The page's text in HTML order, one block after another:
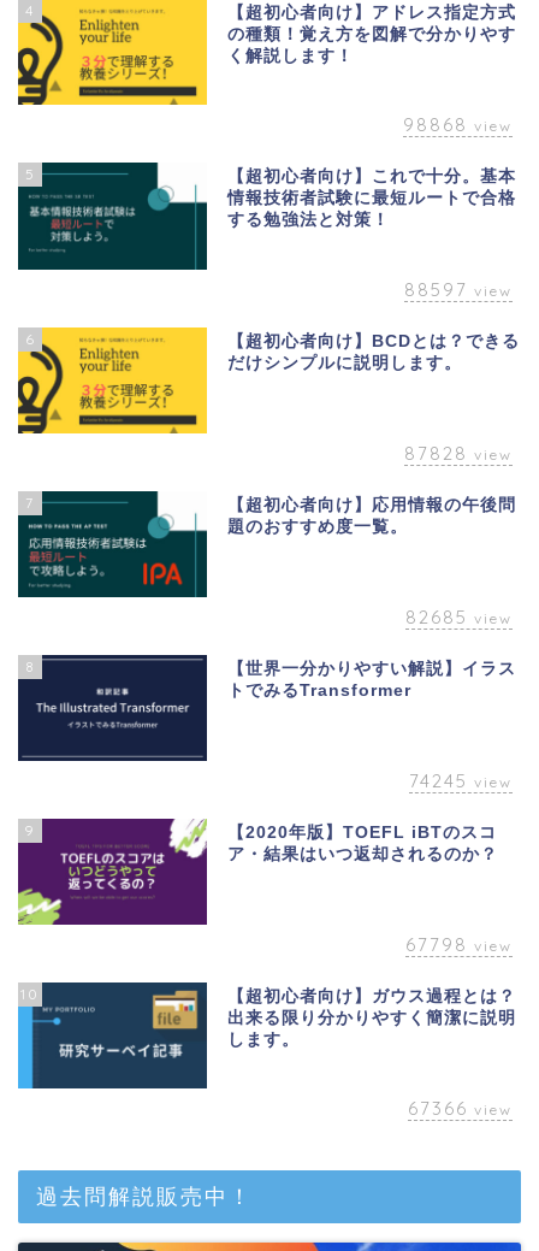
4
【超初心者向け】アドレス指定方式
の種類！覚え方を図解で分かりやす
く解説します！
98868 view
5
【超初心者向け】これで十分。基本
情報技術者試験に最短ルートで合格
する勉強法と対策！
88597 view
6
【超初心者向け】BCDとは？できる
だけシンプルに説明します。
87828 view
7
【超初心者向け】応用情報の午後問
題のおすすめ度一覧。
82685 view
8
【世界一分かりやすい解説】イラス
トでみるTransformer
74245 view
9
【2020年版】TOEFL iBTのスコ
ア・結果はいつ返却されるのか？
67798 view
10
【超初心者向け】ガウス過程とは？
出来る限り分かりやすく簡潔に説明
します。
67366 view
過去問解説販売中！